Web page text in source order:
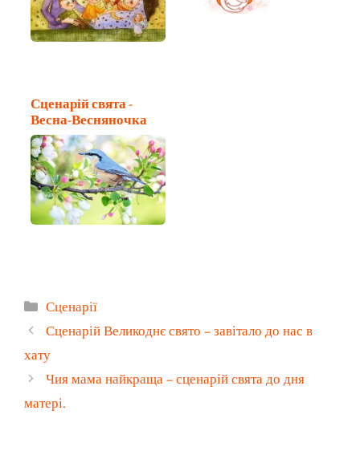
Сценарій свята -
Весна-Весняночка
Категорії
Сценарії
Сценарій Великоднє свято – завітало до нас в
хату
Чия мама найкраща – сценарій свята до дня
матері.